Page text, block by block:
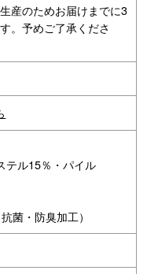
産のためお届けまでに3
。予めご了承くださ
テル15％・パイル
菌・防臭加工）